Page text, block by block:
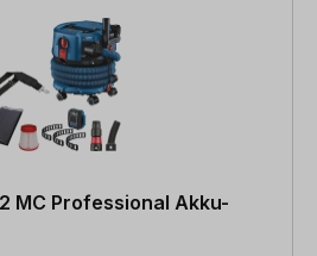
MC Professional Akku-